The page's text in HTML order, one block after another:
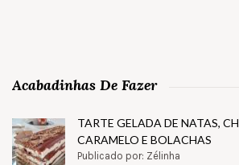
Acabadinhas De Fazer
TARTE GELADA DE NATAS,
CARAMELO E BOLACHAS
Publicado por: Zélinha